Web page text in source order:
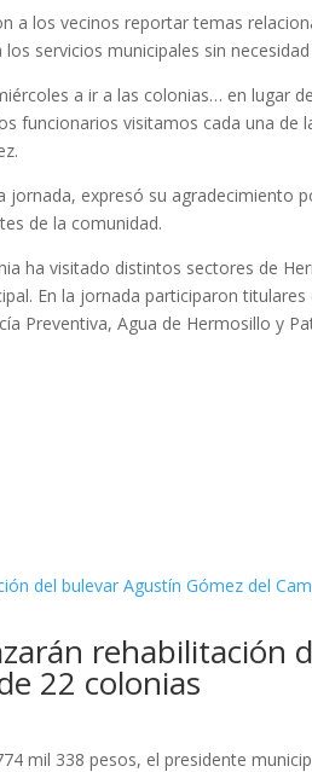
a los vecinos reportar temas
servicios municipales sin
a ir a las colonias… en lugar
funcionarios visitamos cada una de
jornada, expresó su agradecimiento
de la comunidad.
ha visitado distintos sectores de
En la jornada participaron
Preventiva, Agua de Hermosillo y
rehabilitación
22 colonias
mil 338 pesos, el presidente